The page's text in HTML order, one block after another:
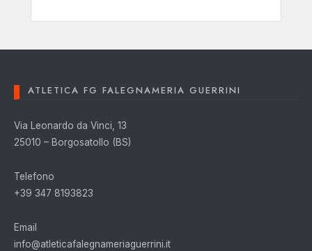
ATLETICA FG FALEGNAMERIA GUERRINI
Via Leonardo da Vinci, 13
25010 – Borgosatollo (BS)
Telefono
+39 347 8193823
Email
info@atleticafalegnameriaguerrini.it